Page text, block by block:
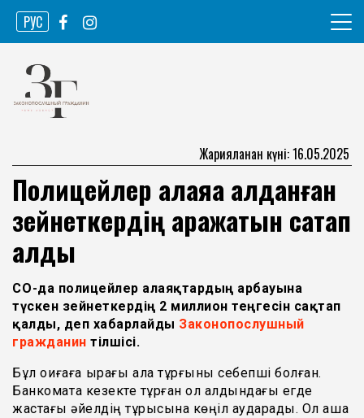
Skip
content
РУС
Законопослушный гражданин
Жарияланған күні: 16.05.2025
Полицейлер алаяққа алданған
зейнеткердің қаражатын сақтап
қалды
СҚО-да полицейлер алаяқтардың арбауына
түскен зейнеткердің 2 миллион теңгесін сақтап
қалды, деп хабарлайды Законопослушный
гражданин тілшісі.
Бұл оқиғаға қырағы қала тұрғыны себепші болған.
Банкоматқа кезекте тұрған ол алдындағы егде
жастағы әйелдің тұрысына көңіл аударады. Ол ақша